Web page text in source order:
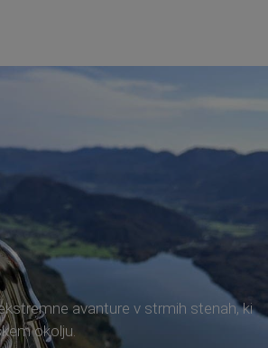
avanture v strmih stenah, ki
okolju.